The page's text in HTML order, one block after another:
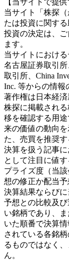
【当サイトで提
当サイト「株探
たは投資に関す
投資の決定は、
ます。
当サイトにおけ
名古屋証券取引
取引所、China
Inc. 等からの情
著作権は日本経済
株探に掲載され
移を確認する用
来の価値の動向
た、売買を推奨す
決算を扱う記事
として注目に値
プライズ度（当
想の修正か配当
決算結果ならび
予想との比較及
い銘柄であり、
いた順番で決算
されている各銘
るものではなく
ん。